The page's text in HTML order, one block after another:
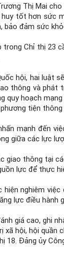
Thị Mai
tốt hơn sức
bảo đảm sức
trong Chỉ thị 23
hội, hai luật
thông và phát
quy hoạch
tiện thông
mạnh đến
giữa các lực
giao thông tại
lực để thực
hiện nghiêm
lực điều hành
giá cao, ghi
xã hội, hội quần
18. Đảng ủy